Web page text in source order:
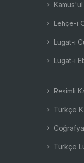
Kamus'ul
Lehçe-i
Lugat-ı
Lugat-ı
Resimli
Türkçe
Coğrafya
Türkçe